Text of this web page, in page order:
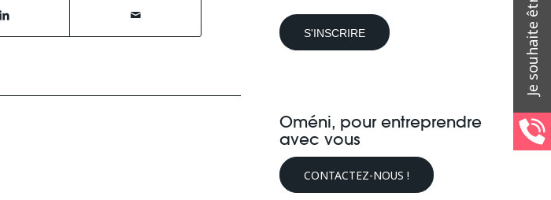
Oméni, pour entreprendre
avec vous
CONTACTEZ-NOUS !